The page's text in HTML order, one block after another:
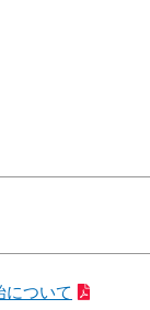
について